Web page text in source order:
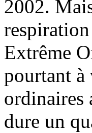
2002.
Extrême
pourtant à
ordinaires
dure un